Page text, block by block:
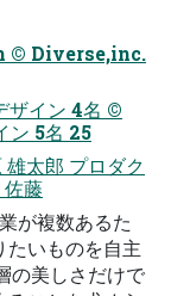
©︎ Diverse,inc.
ザイン 4名 ©︎
ン 5名 25
太郎 プロダク
佐藤
が複数あるた
たいものを自主
の美しさだけで